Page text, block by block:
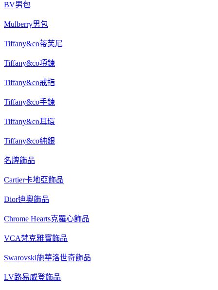
BV男包
Mulberry男包
Tiffany&co蒂芙尼
Tiffany&co項鍊
Tiffany&co戒指
Tiffany&co手鍊
Tiffany&co耳環
Tiffany&co純銀
名牌飾品
Cartier卡地亞飾品
Dior迪奧飾品
Chrome Hearts克羅心飾品
VCA梵克雅寶飾品
Swarovski施華洛世奇飾品
LV路易威登飾品